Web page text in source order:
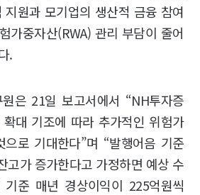
원과 모기업의 생산적 금융 참여
가중자산(RWA) 관리 부담이 줄어
.
은 21일 보고서에서 “NH투자증
대 기조에 따라 추가적인 위험가
로 기대한다”며 “발행어음 기준
고가 증가한다고 가정하면 예상 수
준 매년 경상이익이 225억원씩